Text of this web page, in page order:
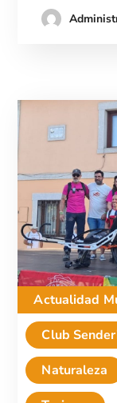
Actualidad
Club
Naturaleza